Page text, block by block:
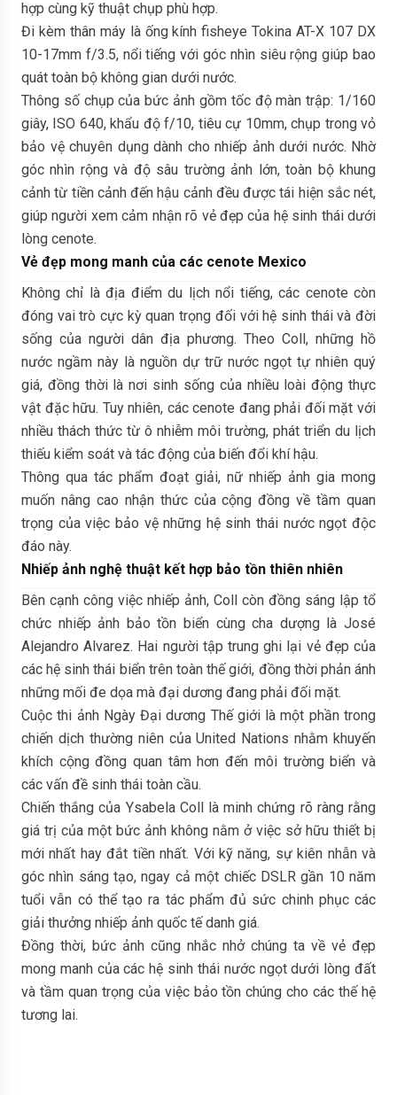
hợp cùng kỹ thuật chụp phù hợp.
Đi kèm thân máy là ống kính fisheye Tokina AT-X 107 DX
10-17mm f/3.5, nổi tiếng với góc nhìn siêu rộng giúp bao
quát toàn bộ không gian dưới nước.
Thông số chụp của bức ảnh gồm tốc độ màn trập: 1/160
giây, ISO 640, khẩu độ f/10, tiêu cự 10mm, chụp trong vỏ
bảo vệ chuyên dụng dành cho nhiếp ảnh dưới nước. Nhờ
góc nhìn rộng và độ sâu trường ảnh lớn, toàn bộ khung
cảnh từ tiền cảnh đến hậu cảnh đều được tái hiện sắc nét,
giúp người xem cảm nhận rõ vẻ đẹp của hệ sinh thái dưới
lòng cenote.
Vẻ đẹp mong manh của các cenote Mexico
Không chỉ là địa điểm du lịch nổi tiếng, các cenote còn
đóng vai trò cực kỳ quan trọng đối với hệ sinh thái và đời
sống của người dân địa phương. Theo Coll, những hồ
nước ngầm này là nguồn dự trữ nước ngọt tự nhiên quý
giá, đồng thời là nơi sinh sống của nhiều loài động thực
vật đặc hữu. Tuy nhiên, các cenote đang phải đối mặt với
nhiều thách thức từ ô nhiễm môi trường, phát triển du lịch
thiếu kiểm soát và tác động của biến đổi khí hậu.
Thông qua tác phẩm đoạt giải, nữ nhiếp ảnh gia mong
muốn nâng cao nhận thức của cộng đồng về tầm quan
trọng của việc bảo vệ những hệ sinh thái nước ngọt độc
đáo này.
Nhiếp ảnh nghệ thuật kết hợp bảo tồn thiên nhiên
Bên cạnh công việc nhiếp ảnh, Coll còn đồng sáng lập tổ
chức nhiếp ảnh bảo tồn biển cùng cha dượng là José
Alejandro Alvarez. Hai người tập trung ghi lại vẻ đẹp của
các hệ sinh thái biển trên toàn thế giới, đồng thời phản ánh
những mối đe dọa mà đại dương đang phải đối mặt.
Cuộc thi ảnh Ngày Đại dương Thế giới là một phần trong
chiến dịch thường niên của United Nations nhằm khuyến
khích cộng đồng quan tâm hơn đến môi trường biển và
các vấn đề sinh thái toàn cầu.
Chiến thắng của Ysabela Coll là minh chứng rõ ràng rằng
giá trị của một bức ảnh không nằm ở việc sở hữu thiết bị
mới nhất hay đắt tiền nhất. Với kỹ năng, sự kiên nhẫn và
góc nhìn sáng tạo, ngay cả một chiếc DSLR gần 10 năm
tuổi vẫn có thể tạo ra tác phẩm đủ sức chinh phục các
giải thưởng nhiếp ảnh quốc tế danh giá.
Đồng thời, bức ảnh cũng nhắc nhở chúng ta về vẻ đẹp
mong manh của các hệ sinh thái nước ngọt dưới lòng đất
và tầm quan trọng của việc bảo tồn chúng cho các thế hệ
tương lai.